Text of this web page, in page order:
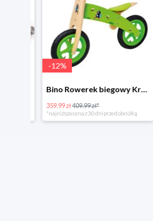
12%
Bino Rowerek biegowy Krecik
359.99 zł409.99 zł*
*najniższa cena z 30 dni przed obniżką